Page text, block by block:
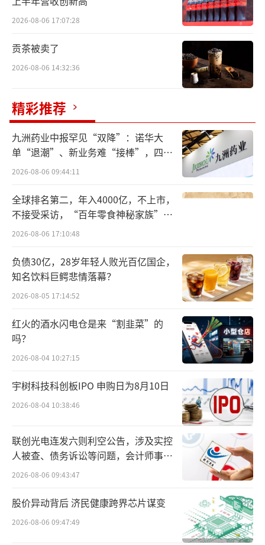
916股，占公司总股本的26.82%。
截至本公告披露日，诉讼仅涉及控股股
东、实际控制人个人对公司的股东权益，与公
司生产经营无关，不会对公司经营情况产生重
大影响。因该案件尚未开庭审理，公司无法判
断诉讼结果，亦无法预计诉讼进程及判决时
间，公司实际控制权是否发生变动存在不确定
性。公司目前日常经营一切正常，公司将根据
案件的进展，及时履行信息披露义务，敬请广
大投资者关注相关公告，注意投资风险。
业绩平稳，多名股东计划减持股份
招股书介绍，大洋电机是电机及电驱动系
统供应商，产品涵盖建筑及家居电器电机、起
动机和发电机，以及新能源汽车动力总成系统
及关键零部件。于往绩记录期间，公司主要从
事电机及驱动控制系统的设计、制造与销售，
促成众多行业关键性功能实现。
2026年一季度，大洋电机实现收入30.39亿
元，同比下降3.9%；归母净利润为2.99亿元，
同比上升5.1%；扣非归母净利润为2.95亿元，
同比上升5.3%。
交易行情显示，截至7月7日收盘，大洋电
日收盘价计算，鲁楚平与彭惠合计持股对应市
值约54.88亿元。
2026-08-06 17:07:28
贡茶被卖了
2026-08-06 14:32:36
精彩推荐
九洲药业中报罕见“双降”：诺华大
单“退潮”、新业务难“接棒”，四大
难关待闯
2026-08-06 09:44:11
全球排名第二，年入4000亿，不上市，
不接受采访，“百年零食神秘家族”浮
出水面？
2026-08-06 17:10:48
负债30亿，28岁年轻人败光百亿国企，
知名饮料巨鳄悲情落幕？
2026-08-05 17:14:52
红火的酒水闪电仓是来“割韭菜”的
吗？
2026-08-04 10:27:15
宇树科技科创板IPO 申购日为8月10日
2026-08-04 10:38:46
联创光电连发六则利空公告，涉及实控
人被查、债务诉讼等问题，会计师事务
所曾出具“保留意见”
2026-08-06 09:43:47
股价异动背后 济民健康跨界芯片谋变
2026-08-06 09:47:49